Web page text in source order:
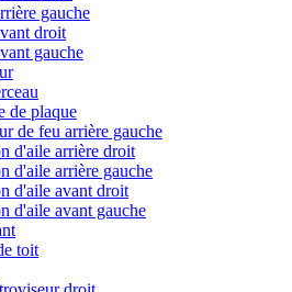
gauche
droit
gauche
de plaque
de feu arrière gauche
d'aile arrière droit
d'aile arrière gauche
d'aile avant droit
d'aile avant gauche
toit